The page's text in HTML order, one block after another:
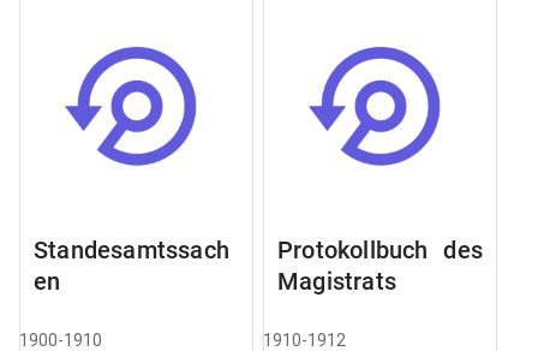
Standesamtssach
en
1900-1910
Protokollbuch des
Magistrats
1910-1912